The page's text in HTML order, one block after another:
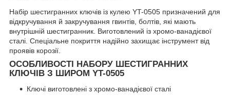
Набір шестигранних ключів із кулею YT-0505 призначений для
відкручування й закручування гвинтів, болтів, які мають
внутрішній шестигранник. Виготовлений із хромо-ванадієвої
сталі. Спеціальне покриття надійно захищає інструмент від
проявів корозії.
ОСОБЛИВОСТІ НАБОРУ ШЕСТИГРАННИХ
КЛЮЧІВ З ШИРОМ YT-0505
Ключі виготовлені з хромо-ванадієвої сталі